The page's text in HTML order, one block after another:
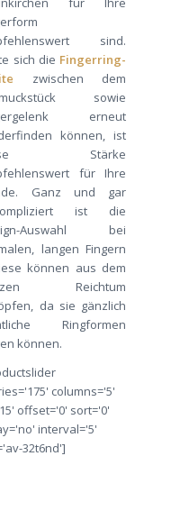
sind.
sich die Fingerring-
zwischen dem
sowie
erneut
können, ist
Stärke
für Ihre
Ganz und gar
ist die
Auswahl bei
langen Fingern
können aus dem
Reichtum
da sie gänzlich
Ringformen
können.
columns='5'
offset='0' sort='0'
interval='5'
32t6nd']